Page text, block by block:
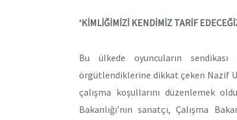
‘KİMLİĞİMİZİ KENDİMİZ TARİF
Bu ülkede oyuncuların
örgütlendiklerine dikkat çeken Nazif
çalışma koşullarını düzenlemek
Bakanlığı’nın sanatçı, Çalışma